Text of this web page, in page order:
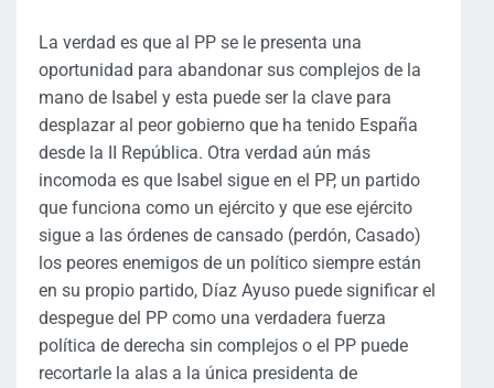
La verdad es que al PP se le presenta una
oportunidad para abandonar sus complejos de la
mano de Isabel y esta puede ser la clave para
desplazar al peor gobierno que ha tenido España
desde la II República. Otra verdad aún más
incomoda es que Isabel sigue en el PP, un partido
que funciona como un ejército y que ese ejército
sigue a las órdenes de cansado (perdón, Casado)
los peores enemigos de un político siempre están
en su propio partido, Díaz Ayuso puede significar el
despegue del PP como una verdadera fuerza
política de derecha sin complejos o el PP puede
recortarle la alas a la única presidenta de